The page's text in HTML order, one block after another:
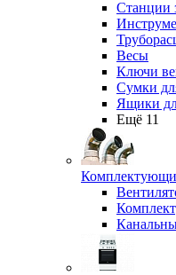
Станции
Весы
Ключи
Сумки
Ящики
Ещё 11